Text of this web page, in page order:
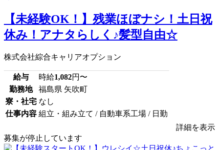
【未経験OK！】残業ほぼナシ！土日祝
休み！アナタらしく♪髪型自由☆
株式会社綜合キャリアオプション
給与 時給1,082円〜
勤務地
福島県 矢吹町
寮・社宅 なし
仕事内容 組立・組み立て / 自動車系工場 / 日勤
詳細を表示
募集が停止しています